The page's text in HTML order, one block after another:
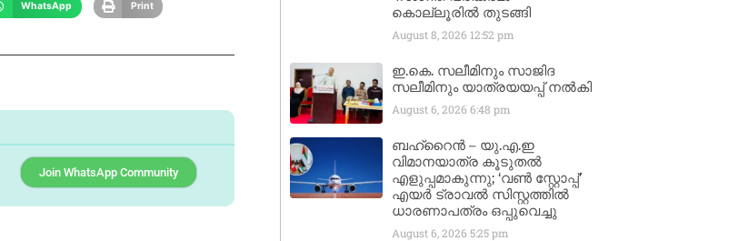
WhatsApp Print
Join WhatsApp Community
കൊല്ലൂരിൽ തുടങ്ങി
August 8, 2026 12:52 pm
ഇ.കെ. സലീമിനും സാജിദ
സലീമിനും യാത്രയയപ്പ് നൽകി
August 6, 2026 6:48 pm
ബഹ്‌റൈൻ – യു.എ.ഇ
വിമാനയാത്ര കൂടുതൽ
എളുപ്പമാകുന്നു; ‘വൺ സ്റ്റോപ്പ്’
എയർ ട്രാവൽ സിസ്റ്റത്തിൽ
ധാരണാപത്രം ഒപ്പുവെച്ചു
August 6, 2026 5:25 pm